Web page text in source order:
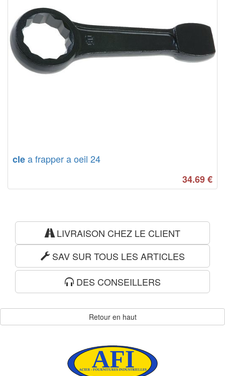
clea frapper a oeil 24
34.69€
LIVRAISON CHEZ LE CLIENT
SAV SUR TOUS LES ARTICLES
DES CONSEILLERS
Retour en haut